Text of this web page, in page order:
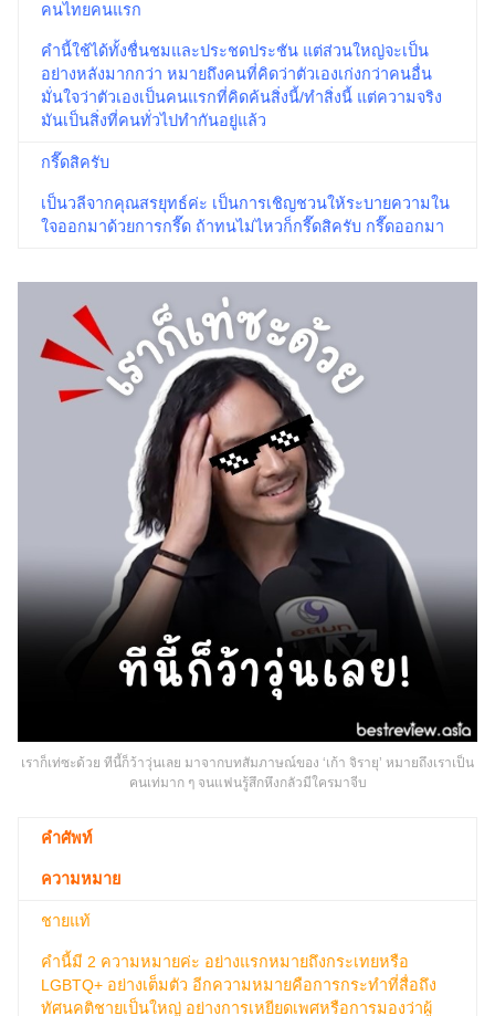
คนไทยคนแรก
คำนี้ใช้ได้ทั้งชื่นชมและประชดประชัน แต่ส่วนใหญ่จะเป็น
อย่างหลังมากกว่า หมายถึงคนที่คิดว่าตัวเองเก่งกว่าคนอื่น
มั่นใจว่าตัวเองเป็นคนแรกที่คิดค้นสิ่งนี้/ทำสิ่งนี้ แต่ความจริง
มันเป็นสิ่งที่คนทั่วไปทำกันอยู่แล้ว
กรี๊ดสิครับ
เป็นวลีจากคุณสรยุทธ์ค่ะ เป็นการเชิญชวนให้ระบายความใน
ใจออกมาด้วยการกรี๊ด ถ้าทนไม่ไหวก็กรี๊ดสิครับ กรี๊ดออกมา
เราก็เท่ซะด้วย ทีนี้ก็ว้าวุ่นเลย มาจากบทสัมภาษณ์ของ ‘เก้า จิรายุ’ หมายถึงเราเป็น
คนเท่มาก ๆ จนแฟนรู้สึกหึงกลัวมีใครมาจีบ
คำศัพท์
ความหมาย
ชายแท้
คำนี้มี 2 ความหมายค่ะ อย่างแรกหมายถึงกระเทยหรือ
LGBTQ+ อย่างเต็มตัว อีกความหมายคือการกระทำที่สื่อถึง
ทัศนคติชายเป็นใหญ่ อย่างการเหยียดเพศหรือการมองว่าผู้